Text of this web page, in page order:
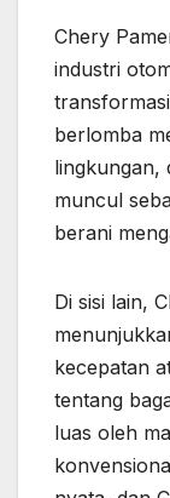
Chery
industri
berlomba
lingkungan,
muncul
berani
Di sisi lain,
kecepatan
tentang
luas oleh